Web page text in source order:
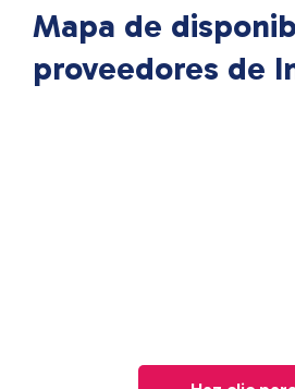
Mapa de
proveedores de